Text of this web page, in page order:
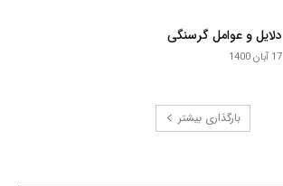
دلایل و عوامل گرسنگی
17 آبان 1400
بارگذاری بیشتر